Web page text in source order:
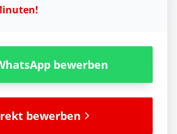
bewerben
bewerben